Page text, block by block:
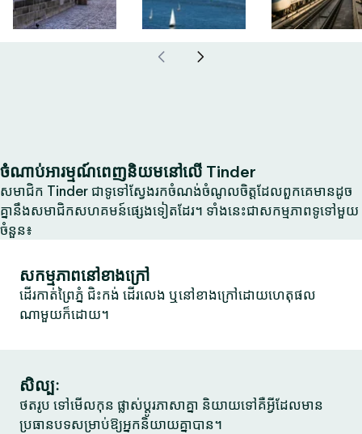
ចំណាប់អារម្មណ៍ពេញនិយមនៅលើ Tinder
សមាជិក Tinder ជាទូទៅស្វែងរកចំណង់ចំណូលចិត្តដែលពួកគេមានដូច
គ្នានឹងសមាជិកសហគមន៍ផ្សេងទៀតដែរ។ ទាំងនេះជាសកម្មភាពទូទៅមួយ
ចំនួន៖
សកម្មភាពនៅខាងក្រៅ
ដើរកាត់ព្រៃភ្នំ ជិះកង់ ដើរលេង ឬនៅខាងក្រៅដោយហេតុផល
ណាមួយក៏ដោយ។
សិល្បៈ
ថតរូប ទៅមើលកុន ផ្លាស់ប្តូរភាសាគ្នា និយាយទៅគឺអ្វីដែលមាន
ប្រធានបទសម្រាប់ឱ្យអ្នកនិយាយគ្នាបាន។